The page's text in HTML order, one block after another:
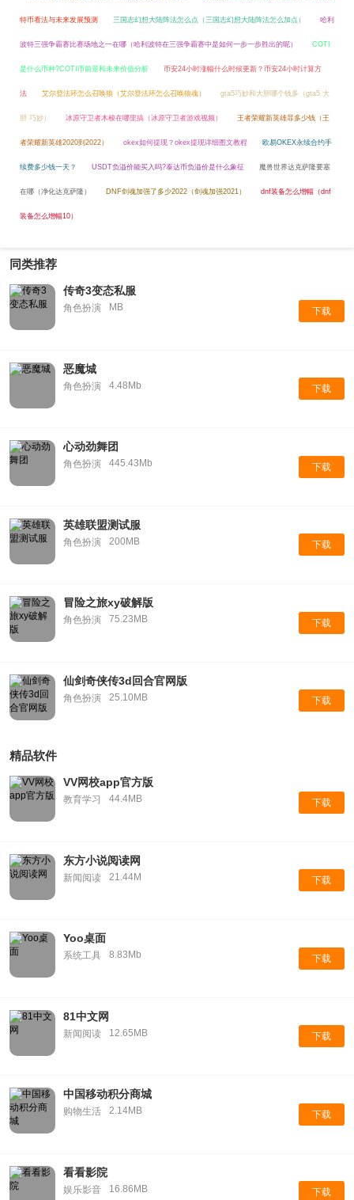
特币看法与未来发展预测 三国志幻想大陆阵法怎么点（三国志幻想大陆阵法怎么加点） 哈利
波特三强争霸赛比赛场地之一在哪（哈利波特在三强争霸赛中是如何一步一步胜出的呢） COTI
是什么币种?COTI币前景和未来价值分析 币安24小时涨幅什么时候更新？币安24小时计算方
法 艾尔登法环怎么召唤狼（艾尔登法环怎么召唤狼魂） gta5巧妙和大胆哪个钱多（gta5 大
胆 巧妙） 冰原守卫者木梭在哪里搞（冰原守卫者游戏视频） 王者荣耀新英雄暃多少钱（王
者荣耀新英雄2020到2022） okex如何提现？okex提现详细图文教程 欧易OKEX永续合约手
续费多少钱一天？ USDT负溢价能买入吗?泰达币负溢价是什么象征 魔兽世界达克萨隆要塞
在哪（净化达克萨隆） DNF剑魂加强了多少2022（剑魂加强2021） dnf装备怎么增幅（dnf
装备怎么增幅10）
同类推荐
传奇3变态私服
角色扮演 MB 下载
恶魔城
角色扮演 4.48Mb 下载
心动劲舞团
角色扮演 445.43Mb 下载
英雄联盟测试服
角色扮演 200MB 下载
冒险之旅xy破解版
角色扮演 75.23MB 下载
仙剑奇侠传3d回合官网版
角色扮演 25.10MB 下载
精品软件
VV网校app官方版
教育学习 44.4MB 下载
东方小说阅读网
新闻阅读 21.44M 下载
Yoo桌面
系统工具 8.83Mb 下载
81中文网
新闻阅读 12.65MB 下载
中国移动积分商城
购物生活 2.14MB 下载
看看影院
娱乐影音 16.86MB 下载